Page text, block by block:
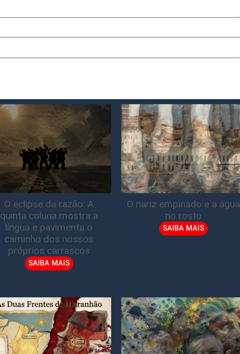
O eclipse da razão: A
quinta coluna mostra a
língua e pavimenta o
caminho dos nossos
próprios carrascos
SAIBA MAIS
O nariz empinado e a água
no rosto
SAIBA MAIS